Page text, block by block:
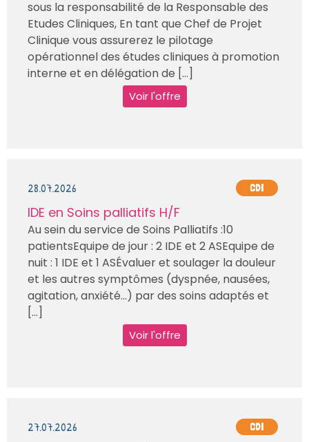
sous la responsabilité de la Responsable des
Etudes Cliniques, En tant que Chef de Projet
Clinique vous assurerez le pilotage
opérationnel des études cliniques à promotion
interne et en délégation de [...]
Voir l'offre
28.07.2026 CDI
IDE en Soins palliatifs H/F
Au sein du service de Soins Palliatifs :10
patientsEquipe de jour : 2 IDE et 2 ASEquipe de
nuit : 1 IDE et 1 ASÉvaluer et soulager la douleur
et les autres symptômes (dyspnée, nausées,
agitation, anxiété…) par des soins adaptés et
[...]
Voir l'offre
27.07.2026 CDI